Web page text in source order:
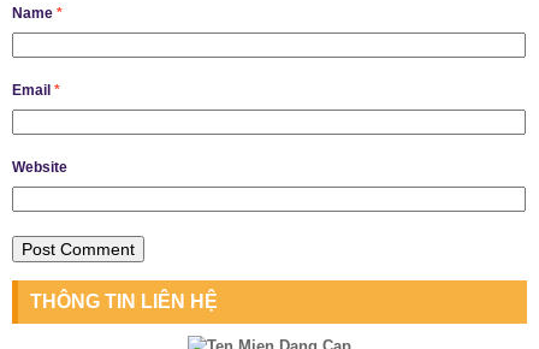
Name *
Email *
Website
THÔNG TIN LIÊN HỆ